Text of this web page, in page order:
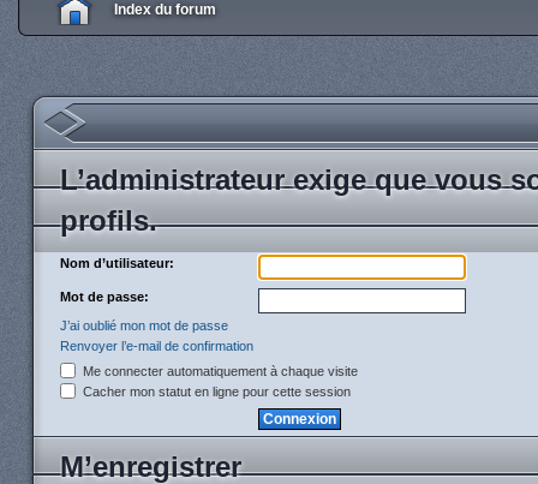
Index du forum
L’administrateur exige que vous
profils.
Nom d’utilisateur:
Mot de passe:
J’ai oublié mon mot de passe
Renvoyer l’e-mail de confirmation
Me connecter automatiquement à chaque visite
Cacher mon statut en ligne pour cette session
M’enregistrer